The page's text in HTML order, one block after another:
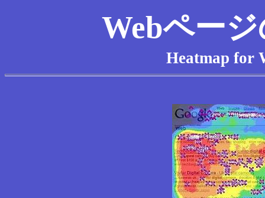
Webペー
Heatmap for